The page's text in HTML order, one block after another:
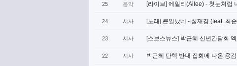
25 음악 [라이브] 에일리(Ailee) - 첫눈처럼
24 시사 [노래] 큰일났네 - 심재경 (feat. 최
23 시사 [스브스뉴스] 박근혜 신년간담회
22 시사 박근혜 탄핵 반대 집회에 나온 용